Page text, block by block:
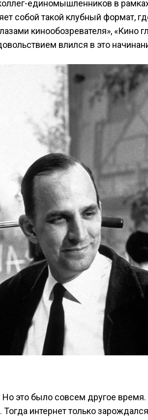
единомышленников в
собой такой клубный формат,
кинообозревателя», «Кино
влился в это
это было совсем другое время.
интернет только